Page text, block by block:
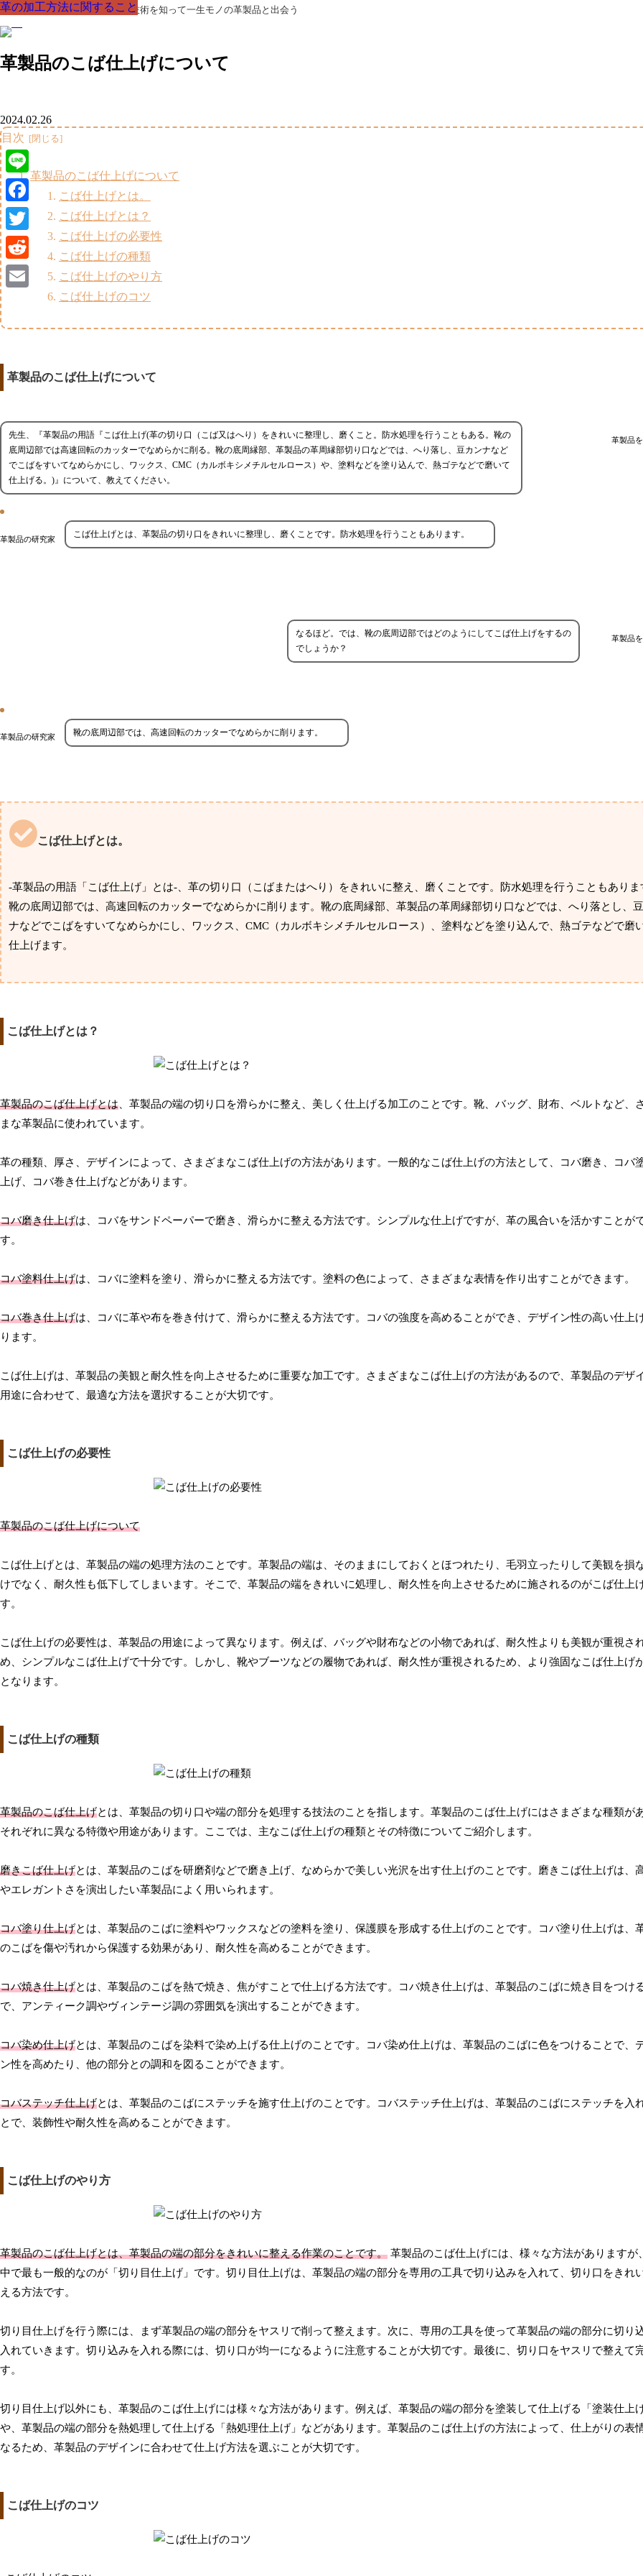
革製品の部品の呼び名・素材・技術を知って一生モノの革製品と出会う
革製品のこば仕上げについて
革の加工方法に関すること
2024.02.26
目次
革製品のこば仕上げについて
こば仕上げとは。
こば仕上げとは？
こば仕上げの必要性
こば仕上げの種類
こば仕上げのやり方
こば仕上げのコツ
革製品のこば仕上げについて
革製品
先生、『革製品の用語『こば仕上げ(革の切り口（こば又はへり）をきれいに整理し、磨くこと。防水処理を行うこともある。靴の
底周辺部では高速回転のカッターでなめらかに削る。靴の底周縁部、革製品の革周縁部切り口などでは、へり落し、豆カンナなど
でこばをすいてなめらかにし、ワックス、CMC（カルボキシメチルセルロース）や、塗料などを塗り込んで、熱ゴテなどで磨いて
仕上げる。)』について、教えてください。
革製品の研究家 こば仕上げとは、革製品の切り口をきれいに整理し、磨くことです。防水処理を行うこともあります。
革製品
なるほど。では、靴の底周辺部ではどのようにしてこば仕上げをするの
でしょうか？
革製品の研究家 靴の底周辺部では、高速回転のカッターでなめらかに削ります。
こば仕上げとは。
-革製品の用語「こば仕上げ」とは-、革の切り口（こばまたはへり）をきれいに整え、磨くことです。防水処理を行うこともありま
靴の底周辺部では、高速回転のカッターでなめらかに削ります。靴の底周縁部、革製品の革周縁部切り口などでは、へり落とし、
ナなどでこばをすいてなめらかにし、ワックス、CMC（カルボキシメチルセルロース）、塗料などを塗り込んで、熱ゴテなどで磨
仕上げます。
こば仕上げとは？
革製品のこば仕上げとは、革製品の端の切り口を滑らかに整え、美しく仕上げる加工のことです。靴、バッグ、財布、ベルトなど、
まな革製品に使われています。
革の種類、厚さ、デザインによって、さまざまなこば仕上げの方法があります。一般的なこば仕上げの方法として、コバ磨き、コバ
上げ、コバ巻き仕上げなどがあります。
コバ磨き仕上げは、コバをサンドペーパーで磨き、滑らかに整える方法です。シンプルな仕上げですが、革の風合いを活かすことが
す。
コバ塗料仕上げは、コバに塗料を塗り、滑らかに整える方法です。塗料の色によって、さまざまな表情を作り出すことができます。
コバ巻き仕上げは、コバに革や布を巻き付けて、滑らかに整える方法です。コバの強度を高めることができ、デザイン性の高い仕上
ります。
こば仕上げは、革製品の美観と耐久性を向上させるために重要な加工です。さまざまなこば仕上げの方法があるので、革製品のデザ
用途に合わせて、最適な方法を選択することが大切です。
こば仕上げの必要性
革製品のこば仕上げについて
こば仕上げとは、革製品の端の処理方法のことです。革製品の端は、そのままにしておくとほつれたり、毛羽立ったりして美観を損
けでなく、耐久性も低下してしまいます。そこで、革製品の端をきれいに処理し、耐久性を向上させるために施されるのがこば仕上
す。
こば仕上げの必要性は、革製品の用途によって異なります。例えば、バッグや財布などの小物であれば、耐久性よりも美観が重視さ
め、シンプルなこば仕上げで十分です。しかし、靴やブーツなどの履物であれば、耐久性が重視されるため、より強固なこば仕上げ
となります。
こば仕上げの種類
革製品のこば仕上げとは、革製品の切り口や端の部分を処理する技法のことを指します。革製品のこば仕上げにはさまざまな種類があ
それぞれに異なる特徴や用途があります。ここでは、主なこば仕上げの種類とその特徴についてご紹介します。
磨きこば仕上げとは、革製品のこばを研磨剤などで磨き上げ、なめらかで美しい光沢を出す仕上げのことです。磨きこば仕上げは、
やエレガントさを演出したい革製品によく用いられます。
コバ塗り仕上げとは、革製品のこばに塗料やワックスなどの塗料を塗り、保護膜を形成する仕上げのことです。コバ塗り仕上げは、
のこばを傷や汚れから保護する効果があり、耐久性を高めることができます。
コバ焼き仕上げとは、革製品のこばを熱で焼き、焦がすことで仕上げる方法です。コバ焼き仕上げは、革製品のこばに焼き目をつけ
で、アンティーク調やヴィンテージ調の雰囲気を演出することができます。
コバ染め仕上げとは、革製品のこばを染料で染め上げる仕上げのことです。コバ染め仕上げは、革製品のこばに色をつけることで、
ン性を高めたり、他の部分との調和を図ることができます。
コバステッチ仕上げとは、革製品のこばにステッチを施す仕上げのことです。コバステッチ仕上げは、革製品のこばにステッチを入
とで、装飾性や耐久性を高めることができます。
こば仕上げのやり方
革製品のこば仕上げとは、革製品の端の部分をきれいに整える作業のことです。 革製品のこば仕上げには、様々な方法がありますが
中で最も一般的なのが「切り目仕上げ」です。切り目仕上げは、革製品の端の部分を専用の工具で切り込みを入れて、切り口をきれ
える方法です。
切り目仕上げを行う際には、まず革製品の端の部分をヤスリで削って整えます。次に、専用の工具を使って革製品の端の部分に切り
入れていきます。切り込みを入れる際には、切り口が均一になるように注意することが大切です。最後に、切り口をヤスリで整えて
す。
切り目仕上げ以外にも、革製品のこば仕上げには様々な方法があります。例えば、革製品の端の部分を塗装して仕上げる「塗装仕上げ
や、革製品の端の部分を熱処理して仕上げる「熱処理仕上げ」などがあります。革製品のこば仕上げの方法によって、仕上がりの表
なるため、革製品のデザインに合わせて仕上げ方法を選ぶことが大切です。
こば仕上げのコツ
革の加工方法に関すること
革の加工方法に関すること
革の加工方法に関すること
革の加工方法に関すること
革の加工方法に関すること
革の加工方法に関すること
Line
Facebook
Twitter
Reddit